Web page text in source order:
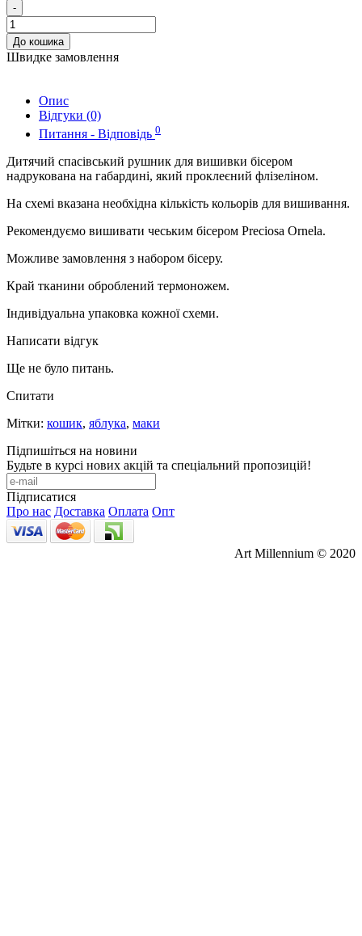
-
До кошика
Швидке замовлення
Опис
Відгуки (0)
Питання - Відповідь 0
Дитячий спасівський рушник для вишивки бісером
надрукована на габардині, який проклеєний флізеліном.
На схемі вказана необхідна кількість кольорів для вишивання.
Рекомендуємо вишивати чеським бісером Preciosa Ornela.
Можливе замовлення з набором бісеру.
Край тканини оброблений термоножем.
Індивідуальна упаковка кожної схеми.
Написати відгук
Ще не було питань.
Спитати
Мітки: кошик, яблука, маки
Підпишіться на новини
Будьте в курсі нових акцій та спеціальний пропозицій!
Підписатися
Про нас Доставка Оплата Опт
Art Millennium © 2020